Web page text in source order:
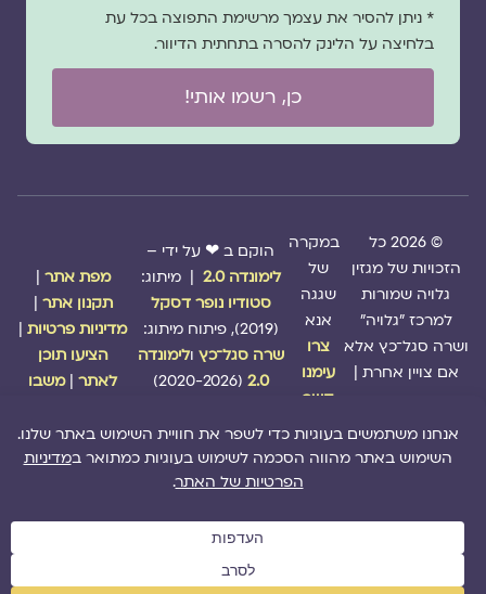
* ניתן להסיר את עצמך מרשימת התפוצה בכל עת
בלחיצה על הלינק להסרה בתחתית הדיוור.
כן, רשמו אותי!
© 2026 כל
הזכויות של מגזין
גלויה שמורות
למרכז "גלויה"
ושרה סגל־כץ אלא
אם צויין אחרת |
במקרה
של
שגגה
אנא
צרו
עימנו
קשר
הוקם ב ❤ על ידי –
לימונדה 2.0
| מיתוג:
סטודיו נופר דסקל
שרה סגל־כץולימונדה
2.0
(2020-2026)
מפת אתר|
תקנון אתר|
מדיניות פרטיות|
הציעו תוכן
לאתר| משבו